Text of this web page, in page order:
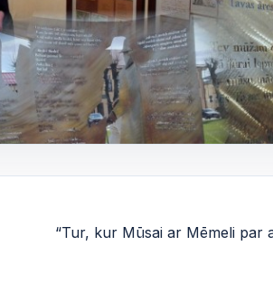
“Tur, kur Mūsai ar Mēmeli par